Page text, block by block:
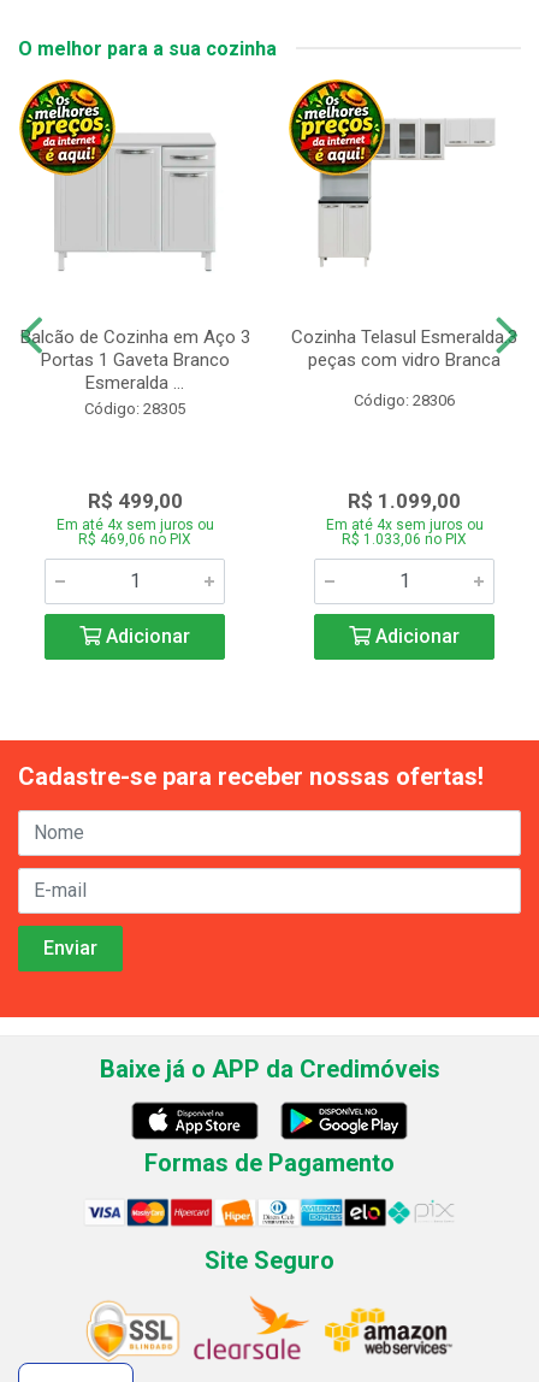
O melhor para a sua cozinha
Balcão de Cozinha em Aço 3
Portas 1 Gaveta Branco
Esmeralda ...
Código: 28305
R$ 499,00
Em até 4x sem juros ou
R$ 469,06 no PIX
Adicionar
Cozinha Telasul Esmeralda.3
peças com vidro Branca
Código: 28306
R$ 1.099,00
Em até 4x sem juros ou
R$ 1.033,06 no PIX
Adicionar
Cadastre-se para receber nossas ofertas!
Baixe já o APP da Credimóveis
Formas de Pagamento
Site Seguro